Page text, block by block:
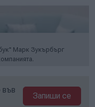
Марк Зукърбърг
във
Запиши се